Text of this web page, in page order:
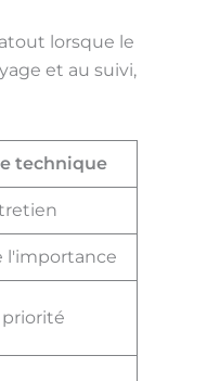
lorsque le
et au suivi,
technique
l'importance